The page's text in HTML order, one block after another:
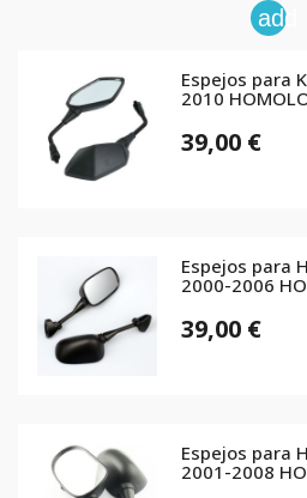
add
Espejos para
2010
39,00 €
Espejos para
2000-2006
39,00 €
Espejos para
2001-2008